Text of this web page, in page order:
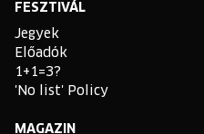
FESZTIVÁL
Jegyek
Előadók
1+1=3?
'No list' Policy
MAGAZIN